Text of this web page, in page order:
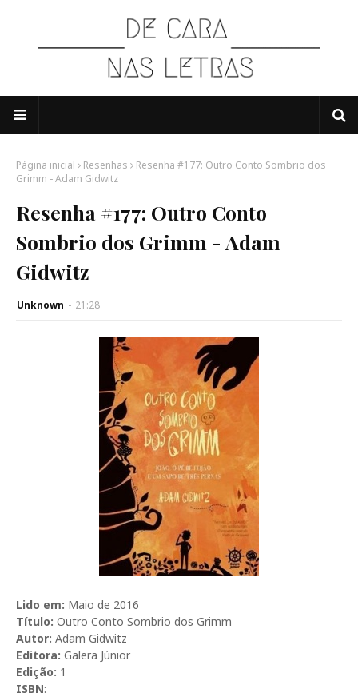
Página inicial Resenhas
Resenha #177: Outro Conto Sombrio dos
Grimm - Adam Gidwitz
Resenha #177: Outro Conto
Sombrio dos Grimm - Adam
Gidwitz
Unknown - 21:28
Lido em: Maio de 2016
Título: Outro Conto Sombrio dos Grimm
Autor: Adam Gidwitz
Editora: Galera Júnior
Edição: 1
ISBN: